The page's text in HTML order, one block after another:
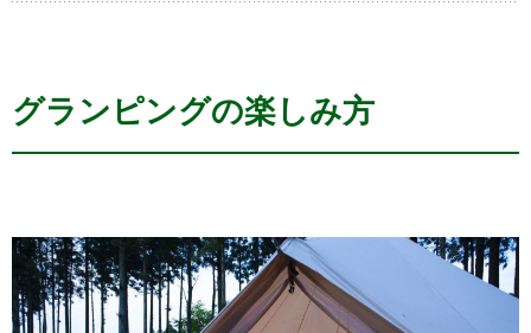
グランピングの楽しみ方